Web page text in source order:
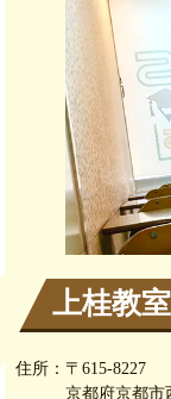
上桂教室
住所： 〒615-8227
京都府京都市